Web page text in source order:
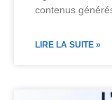
contenus
LIRE LA SUITE »